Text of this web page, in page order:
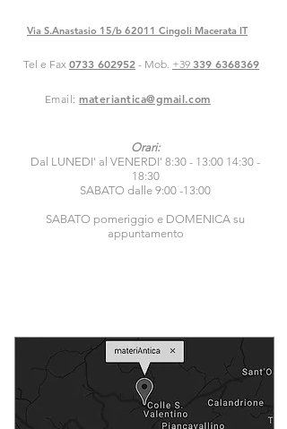
Via S.Anastasio 15/b 62011 Cingoli Macerata IT
Tel e Fax 0733 602952 - Mob. +39 339 6368369
Email:materiantica@gmail.com
Orari:
Dal LUNEDI' al VENERDI' 8:30 - 13:00 14:30 -
18:30
SABATO dalle 9:00 -13:00
SABATO pomeriggio e DOMENICA su
appuntamento